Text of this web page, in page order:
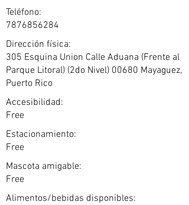
Teléfono:
7876856284
Dirección física:
305 Esquina Union Calle Aduana (Frente al
Parque Litoral) (2do Nivel) 00680 Mayaguez,
Puerto Rico
Accesibilidad:
Free
Estacionamiento:
Free
Mascota amigable:
Free
Alimentos/bebidas disponibles: